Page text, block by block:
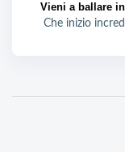
Vieni a ballare
Che inizio